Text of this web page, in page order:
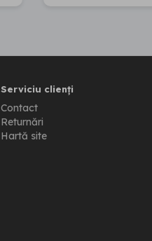
Serviciu clienți
Contact
Returnări
Hartă site